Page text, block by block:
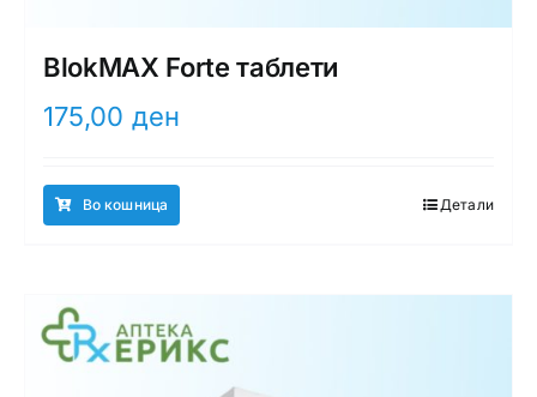
BlokMAX Forte таблети
175,00 ден
Во кошница Детали